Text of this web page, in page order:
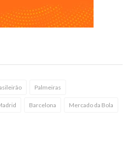
Palmeiras
Barcelona Mercado da Bola